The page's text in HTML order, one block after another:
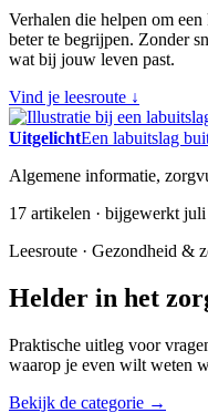
Verhalen die helpen om
beter te begrijpen. Zonder
wat bij jouw leven past.
Vind je leesroute ↓
UitgelichtEen labuitslag
Algemene informatie,
17 artikelen · bijgewerkt
Leesroute · Gezondheid &
Helder in het
Praktische uitleg voor
waarop je even wilt weten
Bekijk de categorie →